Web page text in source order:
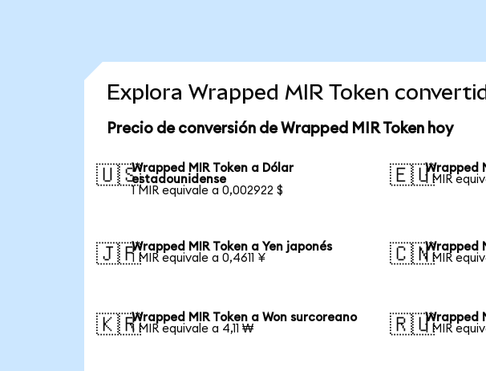
Explora Wrapped MIR Token
Precio de conversión de Wrapped MIR Token hoy
🇺🇸Wrapped MIR Token a Dólar
estadounidense
1 MIR equivale a 0,002922 $
🇪🇺Wrapped
1 MIR
🇯🇵Wrapped MIR Token a Yen japonés
1 MIR equivale a 0,4611 ¥
🇨🇳Wrapped
1 MIR
🇰🇷Wrapped MIR Token a Won surcoreano
1 MIR equivale a 4,11 ₩
🇷🇺Wrapped
1 MIR